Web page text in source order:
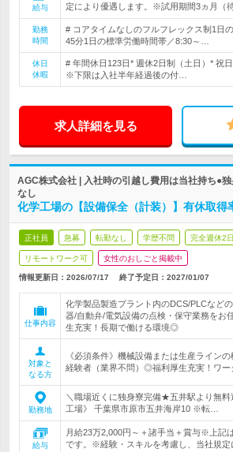
給与
定により優遇します。※試用期間3ヵ月（
勤務
時間
# コアタイムなしのフルフレックス制1日
45分1日の標準労働時間帯／8:30～…
休日
休暇
# 年間休日123日* 週休2日制（土日）* 祝
※下限は入社半年経過後の付…
求人詳細を見る
AGC株式会社 | 入社時の引越し費用は当社持ち●
なし
化学工場の【設備保全（計装）】有休取
正社員 急募 転勤なし 学歴不問 完全週休2
リモートワーク可 女性のおしごと掲載中
情報更新日：2026/07/17 終了予定日： 2027/01/07
仕事内容
化学製品製造プラント内のDCS/PLCなど
器/自動弁/電気設備の点検・保守業務をお
生充実！長期で働ける環境◎
対象と
なる方
《必須条件》機械設備または生産ライン
経験者（業界不問）◎福利厚生充実！ワ
勤務地
＼職場近くに独身寮完備★五井駅より無料
工場》 千葉県市原市五井海岸10 ※転…
給与
月給23万2,000円～＋諸手当＋賞与※上記
です。※経験・スキルを考慮し、当社規定